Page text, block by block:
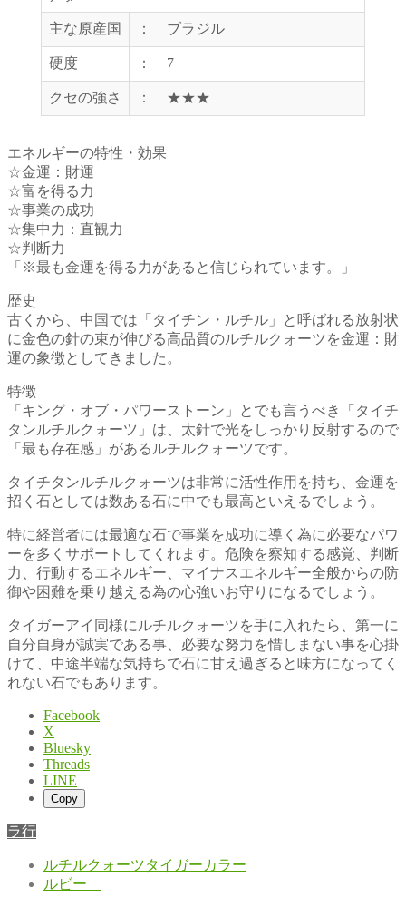
主な原産国 ： ブラジル
硬度 ： 7
クセの強さ ： ★★★
エネルギーの特性・効果
☆金運：財運
☆富を得る力
☆事業の成功
☆集中力：直観力
☆判断力
「※最も金運を得る力があると信じられています。」
歴史
古くから、中国では「タイチン・ルチル」と呼ばれる放射状
に金色の針の束が伸びる高品質のルチルクォーツを金運：財
運の象徴としてきました。
特徴
「キング・オブ・パワーストーン」とでも言うべき「タイチ
タンルチルクォーツ」は、太針で光をしっかり反射するので
「最も存在感」があるルチルクォーツです。
タイチタンルチルクォーツは非常に活性作用を持ち、金運を
招く石としては数ある石に中でも最高といえるでしょう。
特に経営者には最適な石で事業を成功に導く為に必要なパワ
ーを多くサポートしてくれます。危険を察知する感覚、判断
力、行動するエネルギー、マイナスエネルギー全般からの防
御や困難を乗り越える為の心強いお守りになるでしょう。
タイガーアイ同様にルチルクォーツを手に入れたら、第一に
自分自身が誠実である事、必要な努力を惜しまない事を心掛
けて、中途半端な気持ちで石に甘え過ぎると味方になってく
れない石でもあります。
Facebook
X
Bluesky
Threads
LINE
Copy
ラ行
ルチルクォーツタイガーカラー
ルビー